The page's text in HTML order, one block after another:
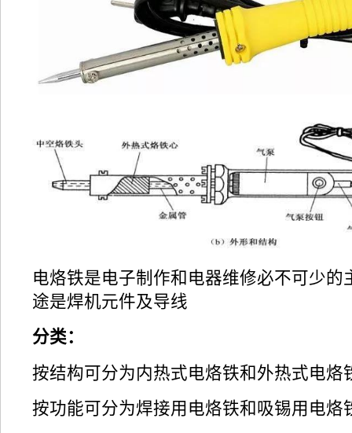
电烙铁是电子制作和电器维修必不可少的
途是焊机元件及导线
分类：
按结构可分为内热式电烙铁和外热式电烙
按功能可分为焊接用电烙铁和吸锡用电烙